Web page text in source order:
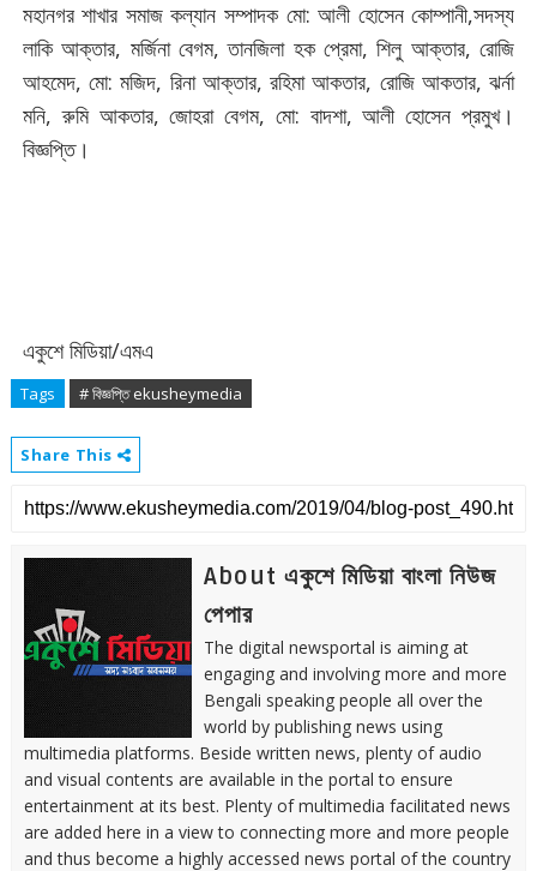
মহানগর শাখার সমাজ কল্যান সম্পাদক মো: আলী হোসেন কোম্পানী,সদস্য
লাকি আক্তার, মর্জিনা বেগম, তানজিলা হক প্রেমা, শিলু আক্তার, রোজি
আহমেদ, মো: মজিদ, রিনা আক্তার, রহিমা আকতার, রোজি আকতার, ঝর্না
মনি, রুমি আকতার, জোহরা বেগম, মো: বাদশা, আলী হোসেন প্রমুখ।
বিজ্ঞপ্তি।
একুশে মিডিয়া/এমএ
Tags # বিজ্ঞপ্তি ekusheymedia
Share This
About একুশে মিডিয়া বাংলা নিউজ
পেপার
The digital newsportal is aiming at
engaging and involving more and more
Bengali speaking people all over the
world by publishing news using
multimedia platforms. Beside written news, plenty of audio
and visual contents are available in the portal to ensure
entertainment at its best. Plenty of multimedia facilitated news
are added here in a view to connecting more and more people
and thus become a highly accessed news portal of the country